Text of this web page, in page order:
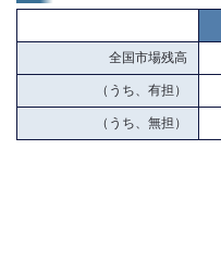
全国市場残高
（うち、有担）
（うち、無担）